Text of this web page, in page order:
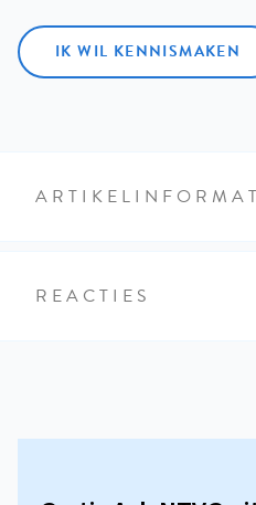
IK WIL KENNISMAKEN
REACTIES